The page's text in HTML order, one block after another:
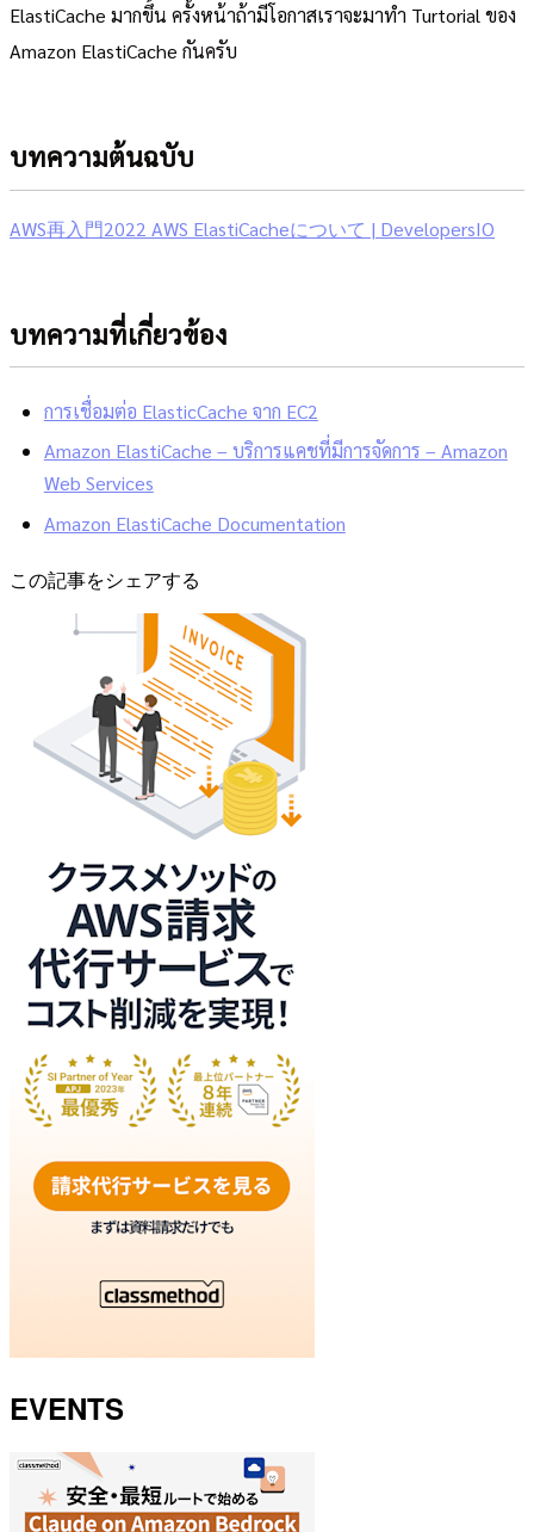
ElastiCache มากขึ้น ครั้งหน้าถ้ามีโอกาสเราจะมาทำ Turtorial ของ
Amazon ElastiCache กันครับ
บทความต้นฉบับ
AWS再入門2022 AWS ElastiCacheについて | DevelopersIO
บทความที่เกี่ยวข้อง
การเชื่อมต่อ ElasticCache จาก EC2
Amazon ElastiCache – บริการแคชที่มีการจัดการ – Amazon
Web Services
Amazon ElastiCache Documentation
この記事をシェアする
EVENTS